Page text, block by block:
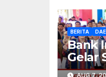
BERITA
Bank
Gelar
AUG 7,